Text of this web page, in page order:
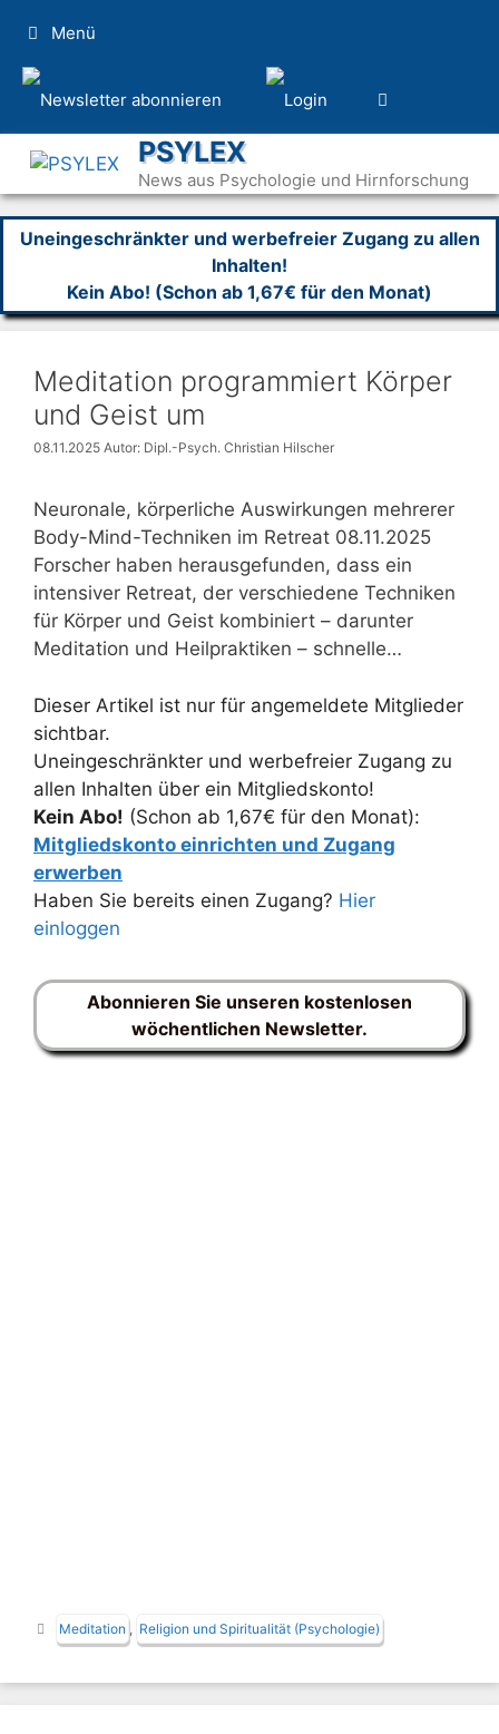
Inhalt
springen
Menü
PSYLEX
News aus Psychologie und Hirnforschung
Uneingeschränkter und werbefreier Zugang zu allen
Inhalten!
Kein Abo! (Schon ab 1,67€ für den Monat)
Meditation programmiert Körper
und Geist um
08.11.2025 Autor: Dipl.-Psych. Christian Hilscher
Neuronale, körperliche Auswirkungen mehrerer
Body-Mind-Techniken im Retreat 08.11.2025
Forscher haben herausgefunden, dass ein
intensiver Retreat, der verschiedene Techniken
für Körper und Geist kombiniert – darunter
Meditation und Heilpraktiken – schnelle…
Dieser Artikel ist nur für angemeldete Mitglieder
sichtbar.
Uneingeschränkter und werbefreier Zugang zu
allen Inhalten über ein Mitgliedskonto!
Kein Abo! (Schon ab 1,67€ für den Monat):
Mitgliedskonto einrichten und Zugang
erwerben
Haben Sie bereits einen Zugang? Hier
einloggen
Abonnieren Sie unseren kostenlosen
wöchentlichen Newsletter.
Schlagwörter
Meditation Religion und Spiritualität (Psychologie)